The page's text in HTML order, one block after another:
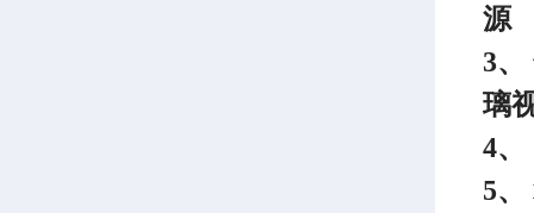
源
3
璃
4、
5